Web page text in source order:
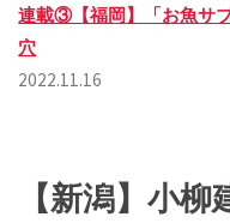
連載③【福岡】「お魚サ
穴
2022.11.16
【新潟】小柳